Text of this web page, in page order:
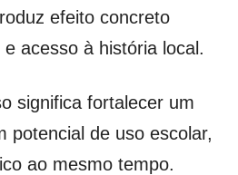
efeito concreto
acesso à história local.
significa fortalecer um
potencial de uso escolar,
ao mesmo tempo.